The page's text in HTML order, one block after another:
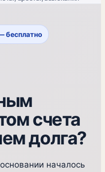
бесплатно
счета
долга?
началось